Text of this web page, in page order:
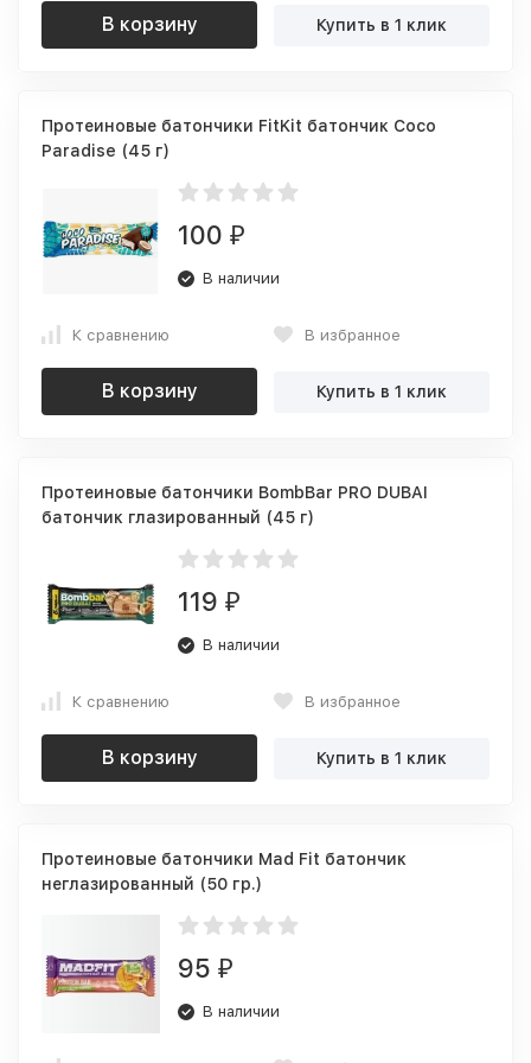
В корзину Купить в 1 клик
Протеиновые батончики FitKit батончик Coco
Paradise (45 г)
100 ₽
В наличии
К сравнению В избранное
В корзину Купить в 1 клик
Протеиновые батончики BombBar PRO DUBAI
батончик глазированный (45 г)
119 ₽
В наличии
К сравнению В избранное
В корзину Купить в 1 клик
Протеиновые батончики Mad Fit батончик
неглазированный (50 гр.)
95 ₽
В наличии